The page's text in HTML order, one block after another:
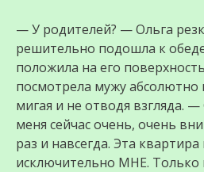
— У родителей? — Ольга
решительно подошла к
положила на его
посмотрела мужу абсолютно
мигая и не отводя взгляда.
меня сейчас очень, очень
раз и навсегда. Эта
исключительно МНЕ.